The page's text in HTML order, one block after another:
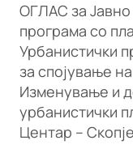
ОГЛАС за
програма со
Урбанистички
за спојување
Изменување и
урбанистички
Центар – Скопје